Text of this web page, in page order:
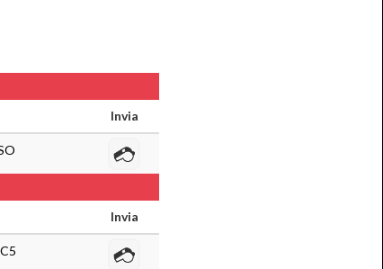
Invia
Invia